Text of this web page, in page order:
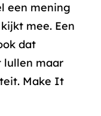
een mening
mee. Een
dat
lullen maar
Make It